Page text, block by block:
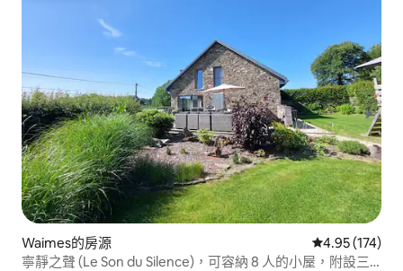
Waimes的房源 從 174 則評價
4.95 (174)
寧靜之聲 (Le Son du Silence)，可容納 8 人的小屋，附設三